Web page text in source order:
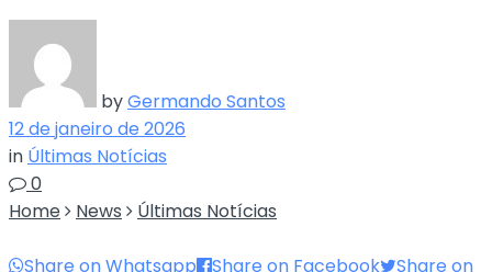
byGermando Santos
12 de janeiro de 2026
in Últimas Notícias
0
Home
News Últimas Notícias
Share on Whatsapp Share on Facebook Share on